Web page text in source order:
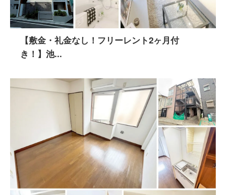
【敷金・礼金なし！フリーレント2ヶ月付
き！】池...